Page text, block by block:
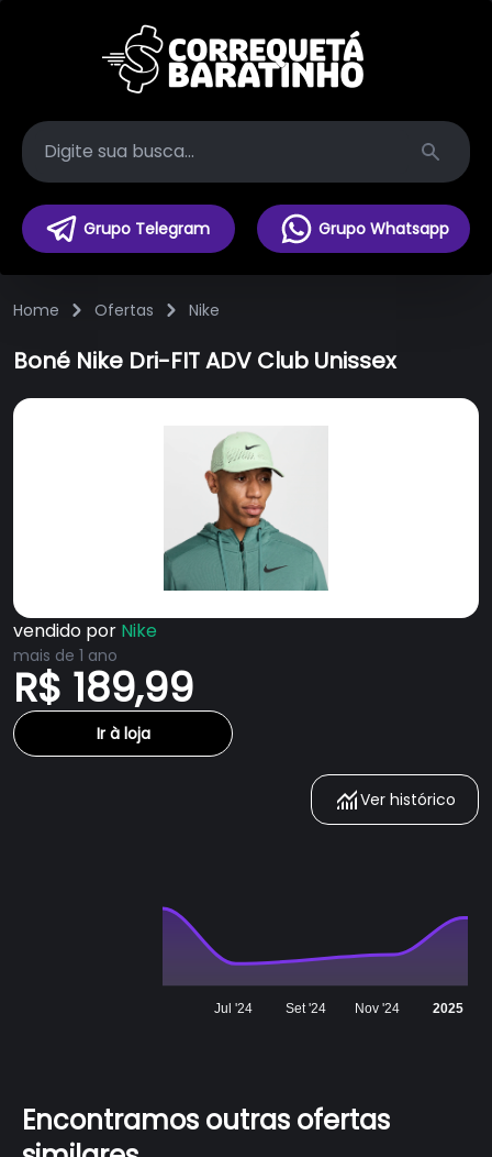
Search
Grupo Telegram Grupo Whatsapp
Home Ofertas Nike
Boné Nike Dri-FIT ADV Club Unissex
vendido por Nike
mais de 1 ano
R$ 189,99
Ir à loja
Ver histórico
Jul '24 Set '24 Nov '24 2025
Encontramos outras ofertas